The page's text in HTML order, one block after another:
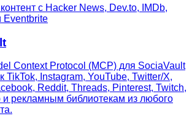
с Hacker News, Dev.to, IMDb,
Eventbrite
Context Protocol (MCP) для SociaVault
TikTok, Instagram, YouTube, Twitter/X,
Reddit, Threads, Pinterest, Twitch,
и рекламным библиотекам из любого